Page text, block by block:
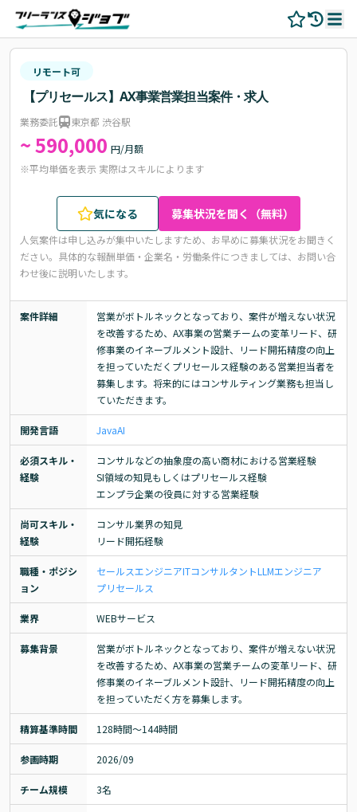
リモート可
【プリセールス】AX事業営業担当案件・求人
業務委託 東京都 渋谷駅
~ 590,000 円/月額
※平均単価を表示 実際はスキルによります
気になる 募集状況を聞く（無料）
人気案件は申し込みが集中いたしますため、お早めに募集状況をお聞きく
ださい。 具体的な報酬単価・企業名・労働条件につきましては、お問い合
わせ後に説明いたします。
案件詳細
営業がボトルネックとなっており、案件が増えない状況
を改善するため、AX事業の営業チームの変革リード、研
修事業のイネーブルメント設計、リード開拓精度の向上
を担っていただくプリセールス経験のある営業担当者を
募集します。将来的にはコンサルティング業務も担当し
ていただきます。
開発言語 JavaAI
必須スキル・
経験
コンサルなどの抽象度の高い商材における営業経験
SI領域の知見もしくはプリセールス経験
エンプラ企業の役員に対する営業経験
尚可スキル・
経験
コンサル業界の知見
リード開拓経験
職種・ポジシ
ョン
セールスエンジニアITコンサルタントLLMエンジニア
プリセールス
業界 WEBサービス
募集背景
営業がボトルネックとなっており、案件が増えない状況
を改善するため、AX事業の営業チームの変革リード、研
修事業のイネーブルメント設計、リード開拓精度の向上
を担っていただく方を募集します。
精算基準時間 128時間〜144時間
参画時期 2026/09
チーム規模 3名